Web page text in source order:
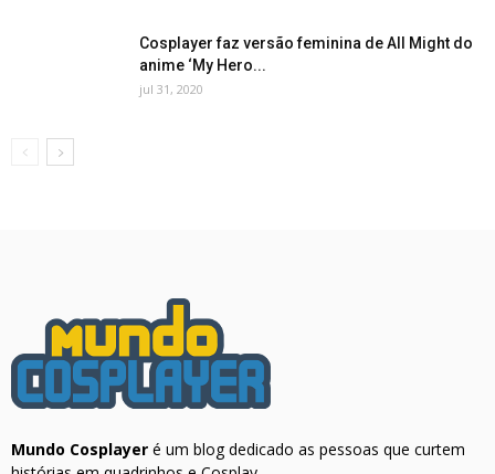
Cosplayer faz versão feminina de All Might do
anime ‘My Hero...
jul 31, 2020
Mundo Cosplayer é um blog dedicado as pessoas que curtem